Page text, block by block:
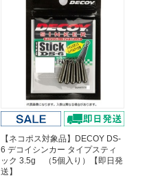
【ネコポス対象品】DECOY DS-
6 デコイシンカー タイプスティ
ック 3.5g （5個入り）【即日発
送】